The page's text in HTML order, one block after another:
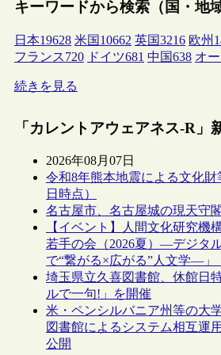
キーワードから検索（国・地域
日本19628 米国 10662 英国3216 欧州
フランス720 ドイツ681 中国638 オ
続きを見る
「カレントアウェアネス-R」
2026年08月07日
令和8年熊本地震による文化
日時点）
名古屋市、名古屋城の現天守
【イベント】人間文化研究機
若手の会（2026夏）―デジタ
で“繋がる×広がる”人文学―」
埼玉県立久喜図書館、休館日
ルで一句!」を開催
米・ペンシルバニア州等の大
図書館によるシステム相互運
公開